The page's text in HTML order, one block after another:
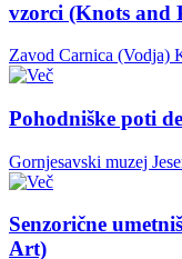
vzorci (Knots and
Zavod Carnica (Vodja)
Pohodniške poti
Gornjesavski muzej
Senzorične
Art)